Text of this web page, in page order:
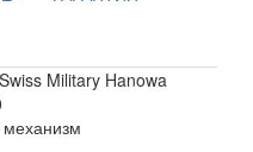
Military Hanowa
механизм